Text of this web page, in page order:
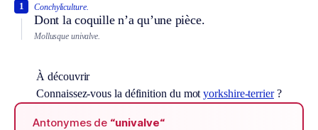
Conchyliculture.
Dont la coquille n’a qu’une pièce.
1
Mollusque univalve.
À découvrir
Connaissez-vous la définition du motyorkshire-terrier?
Antonymes de “univalve“